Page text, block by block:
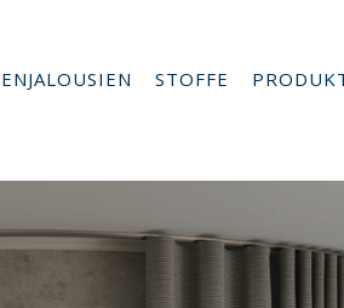
STOFFE